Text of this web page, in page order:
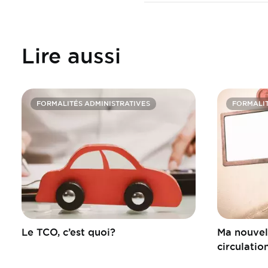
Lire aussi
FORMALITÉS ADMINISTRATIVES
Le TCO, c’est quoi?
Ma